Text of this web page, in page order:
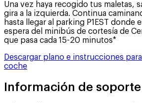
Una vez haya recogido tus maletas,
gira a la izquierda. Continua
hasta llegar al parking P1EST donde
espera del minibús de cortesía de
que pasa cada 15-20 minutos*
Descargar plano e instrucciones
coche
Información de